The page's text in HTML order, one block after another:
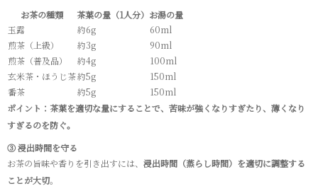
お茶の種類
茶葉の量（1人分） お湯の量
玉露
約6g
60ml
煎茶（上級）
約3g
90ml
煎茶（普及品）
約4g
100ml
玄米茶・ほうじ茶約5g
150ml
番茶
約5g
150ml
ポイント：茶葉を適切な量にすることで、苦味が強くなりすぎたり、薄くなり
すぎるのを防ぐ。
③ 浸出時間を守る
お茶の旨味や香りを引き出すには、 浸出時間（蒸らし時間）を適切に調整する
ことが大切。